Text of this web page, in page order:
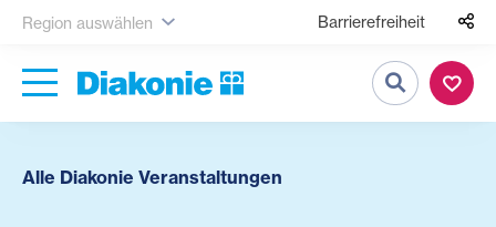
Region auswählen Barrierefreiheit
Suche
Alle Diakonie Veranstaltungen